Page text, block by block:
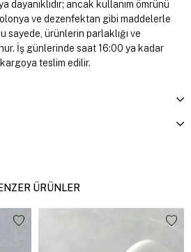
dayanıklıdır; ancak kullanım ömrünü
ve dezenfektan gibi maddelerle
sayede, ürünlerin parlaklığı ve
İş günlerinde saat 16:00 ya kadar
teslim edilir.
ÜRÜNLER